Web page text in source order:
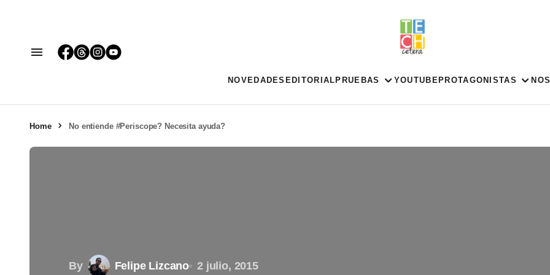
NOVEDADES EDITORIAL PRUEBAS YOUTUBE PROTAGONISTAS
Home No entiende #Periscope? Necesita ayuda?
By Felipe Lizcano 2 julio, 2015